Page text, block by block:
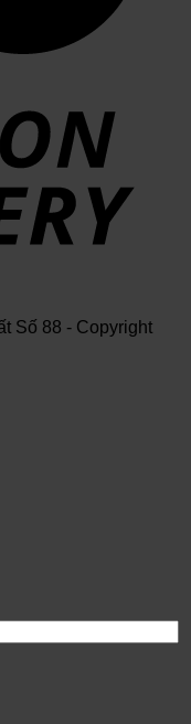
Số 88 - Copyright